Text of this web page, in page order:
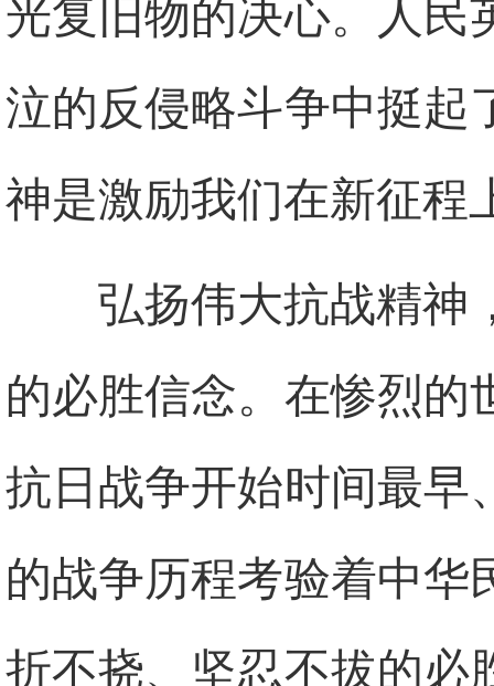
光复旧物的决心。人民
泣的反侵略斗争中挺起
神是激励我们在新征程
弘扬伟大抗战精神
的必胜信念。在惨烈的
抗日战争开始时间最早
的战争历程考验着中华
折不挠、坚忍不拔的必